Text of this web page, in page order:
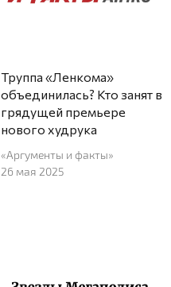
Труппа «Ленкома»
объединилась? Кто занят в
грядущей премьере
нового худрука
«Аргументы и факты»
26 мая 2025